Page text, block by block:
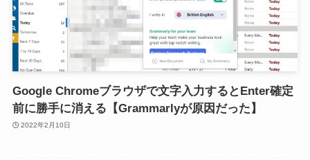
Google Chromeブラウザで文字入力するとEnter確定
前に勝手に消える【Grammarlyが原因だった】
2022年2月10日